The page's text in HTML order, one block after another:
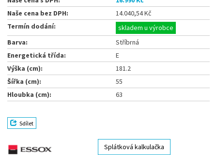
Naše cena bez DPH:
14.040,54 Kč
Termín dodání:
skladem u výrobce
Barva:
Stříbrná
Energetická třída:
E
Výška (cm):
181.2
Šířka (cm):
55
Hloubka (cm):
63
Sdílet
Splátková kalkulačka